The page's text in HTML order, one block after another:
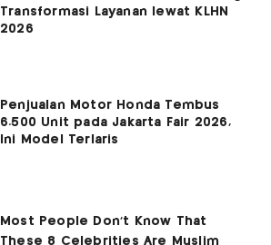
Transformasi Layanan lewat KLHN
2026
Penjualan Motor Honda Tembus
6.500 Unit pada Jakarta Fair 2026,
Ini Model Terlaris